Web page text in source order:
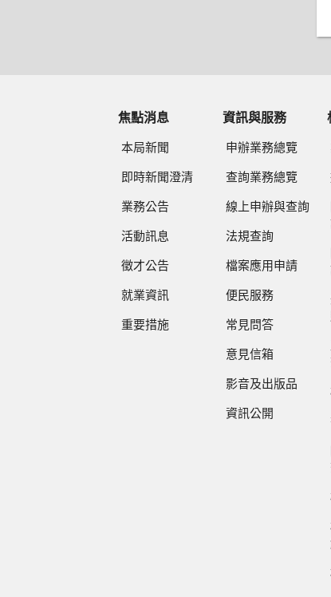
焦點消息
本局新聞
即時新聞澄清
業務公告
活動訊息
徵才公告
就業資訊
重要措施
資訊與服務
申辦業務總覽
查詢業務總覽
線上申辦與查詢
法規查詢
檔案應用申請
便民服務
常見問答
意見信箱
影音及出版品
資訊公開